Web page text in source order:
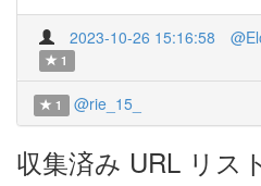
2023-10-26 15:16:58
1
1 @rie_15_
収集済み URL リスト